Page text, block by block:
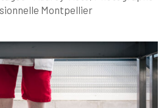
Montpellier
Professionnelle
30 14 06 • Email :
montpellier.co
montpellier.co• Audrey